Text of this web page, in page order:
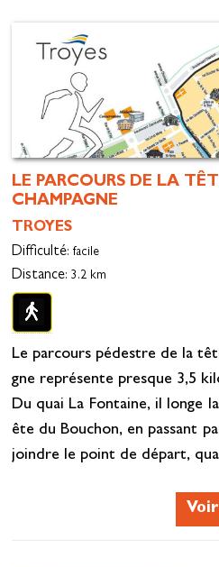
LE PARCOURS DE LA
CHAMPAGNE
TROYES
Difficulté: facile
Distance: 3.2 km
Le parcours pédestre de la
gne représente presque 3,5
Du quai La Fontaine, il longe
ête du Bouchon, en passant
joindre le point de départ,
Voir